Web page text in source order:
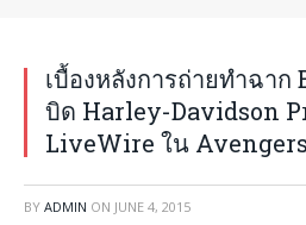
เบื้องหลังการถ่ายทำฉา
บิด Harley-Davidson
LiveWire ใน
BY ADMIN ON JUNE 4, 2015